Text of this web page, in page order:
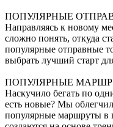
ПОПУЛЯРНЫЕ
Направляясь к новому
сложно понять, откуда
популярные отправные
выбрать лучший старт
ПОПУЛЯРНЫЕ
Наскучило бегать по
есть новые? Мы
популярные маршруты в